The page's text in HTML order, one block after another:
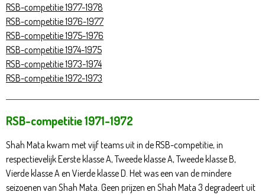
RSB-competitie 1977-1978
RSB-competitie 1976-1977
RSB-competitie 1975-1976
RSB-competitie 1974-1975
RSB-competitie1973-1974
RSB-competitie 1972-1973
RSB-competitie 1971-1972
Shah Mata kwam met vijf teams uit in de RSB-competitie, in
respectievelijk Eerste klasse A, Tweede klasse A, Tweede klasse B,
Vierde klasse A en Vierde klasse D. Het was een van de mindere
seizoenen van Shah Mata. Geen prijzen en Shah Mata 3 degradeert uit